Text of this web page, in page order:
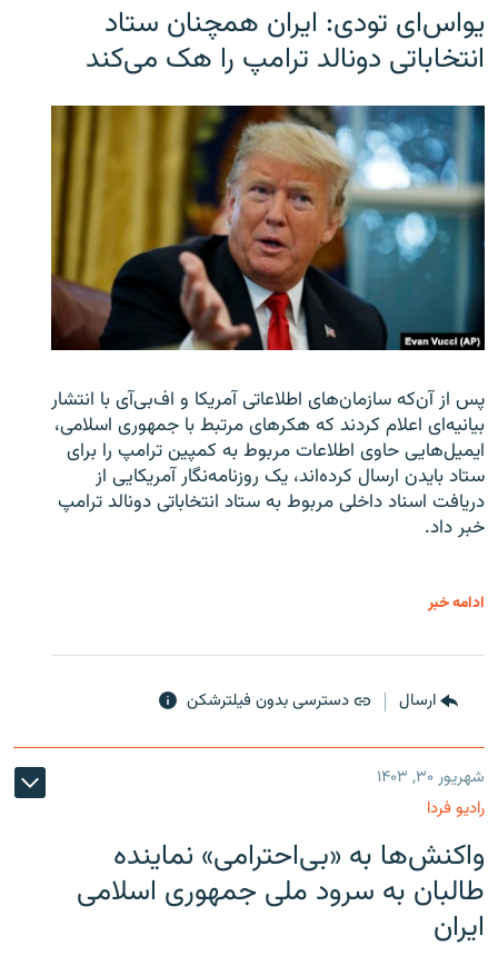
یو‌اس‌ای تودی: ایران همچنان ستاد
انتخاباتی دونالد ترامپ را هک می‌کند
پس از آن‌که سازمان‌های اطلاعاتی آمریکا و اف‌بی‌آی با انتشار
بیانیه‌ای اعلام کردند که هکرهای مرتبط با جمهوری اسلامی،
ایمیل‌هایی حاوی اطلاعات مربوط به کمپین ترامپ را برای
ستاد بایدن ارسال کرده‌اند، یک روزنامه‌نگار آمریکایی از
دریافت اسناد داخلی مربوط به ستاد انتخاباتی دونالد ترامپ
خبر داد.
ادامه خبر
ارسال دسترسی بدون فیلترشکن
شهریور ۳۰, ۱۴۰۳
رادیو فردا
واکنش‌ها به «بی‌احترامی» نماینده
طالبان به سرود ملی جمهوری اسلامی
ایران